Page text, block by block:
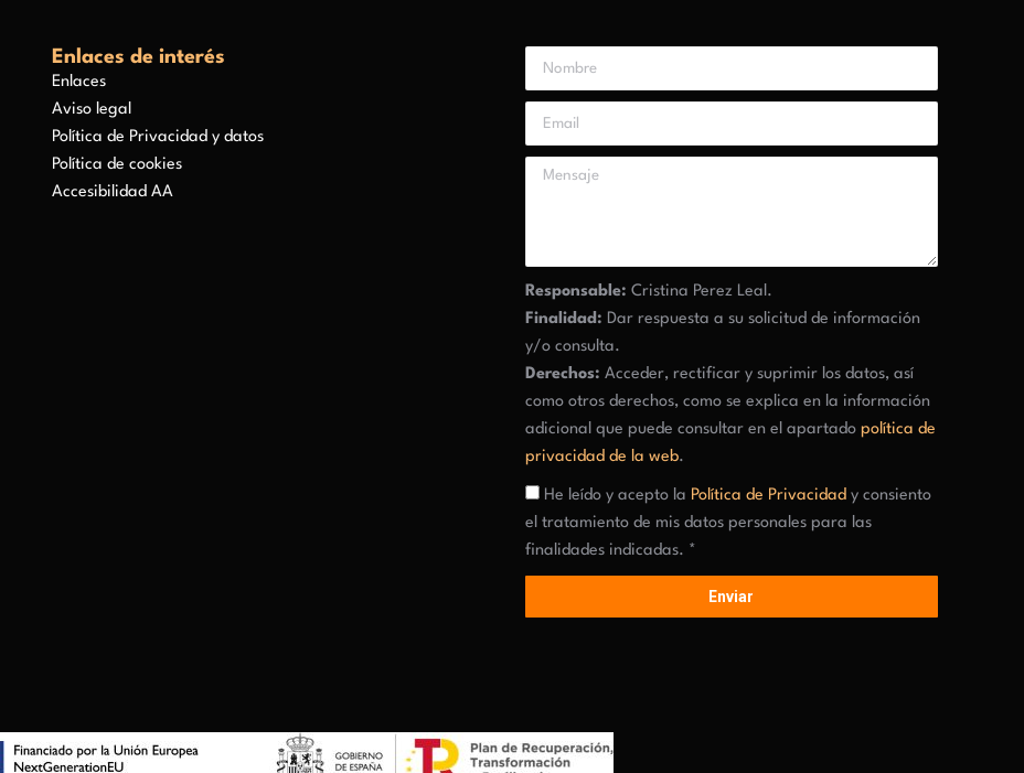
Enlaces de interés
Enlaces
Aviso legal
Política de Privacidad y datos
Política de cookies
Accesibilidad AA
Responsable: Cristina Perez Leal.
Finalidad: Dar respuesta a su solicitud de información
y/o consulta.
Derechos: Acceder, rectificar y suprimir los datos, así
como otros derechos, como se explica en la información
adicional que puede consultar en el apartadopolítica de
privacidad de la web.
He leído y acepto la Política de Privacidad y consiento
el tratamiento de mis datos personales para las
finalidades indicadas. *
Enviar